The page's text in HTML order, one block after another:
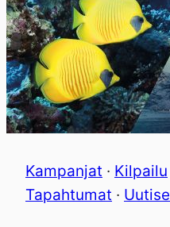
Kampanjat · Kilpailu
Tapahtumat ·